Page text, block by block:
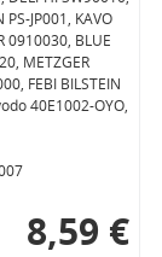
JP001, KAVO
0910030, BLUE
METZGER
FEBI BILSTEIN
40E1002-OYO,
8,59 €